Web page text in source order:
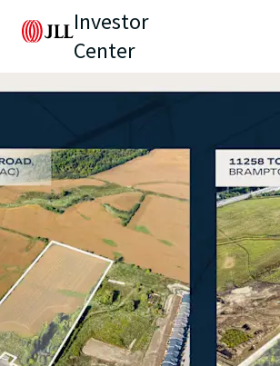
Investor
Center